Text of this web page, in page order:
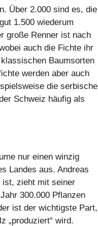
Über 2.000 sind es, die
1.500 wiederum
große Renner ist nach
auch die Fichte ihr
Baumsorten
werden aber auch
die serbische
Schweiz häufig als
nur einen winzig
Landes aus. Andreas
ist, zieht mit seiner
300.000 Pflanzen
ist der wichtigste Part,
„produziert“ wird.